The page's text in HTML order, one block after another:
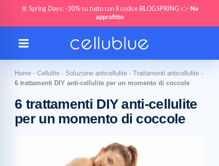
🌼 Spring Days: -30% su tutto con il codice BLOGSPRING 👉 Ne
approfitto
Home - Cellulite - Soluzione anticellulite - Trattamenti anticellulite -
6 trattamenti DIY anti-cellulite per un momento di coccole
6 trattamenti DIY anti-cellulite
per un momento di coccole